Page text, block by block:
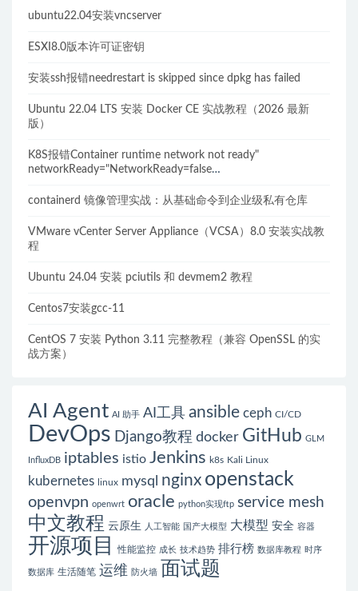
ubuntu22.04安装vncserver
ESXI8.0版本许可证密钥
安装ssh报错needrestart is skipped since dpkg has failed
Ubuntu 22.04 LTS 安装 Docker CE 实战教程（2026 最新
版）
K8S报错Container runtime network not ready"
networkReady="NetworkReady=false
containerd 镜像管理实战：从基础命令到企业级私有仓库
VMware vCenter Server Appliance（VCSA）8.0 安装实战教
程
Ubuntu 24.04 安装 pciutils 和 devmem2 教程
Centos7安装gcc-11
CentOS 7 安装 Python 3.11 完整教程（兼容 OpenSSL 的实
战方案）
AI Agent AI 助手 AI工具 ansible ceph CI/CD
DevOps Django教程 docker GitHub GLM
InfluxDB iptables istio Jenkins k8s Kali Linux
kubernetes linux mysql nginx openstack
openvpn openwrt oracle python实现ftp service mesh
中文教程 云原生 人工智能 国产大模型 大模型 安全 容器
开源项目 性能监控 成长 技术趋势 排行榜 数据库教程 时序
数据库 生活随笔 运维 防火墙 面试题